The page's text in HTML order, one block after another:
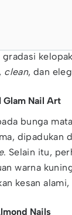
clean, dan
Glam Nail Art
bunga
dipadukan
. Selain itu,
warna
kesan alami,
Nails